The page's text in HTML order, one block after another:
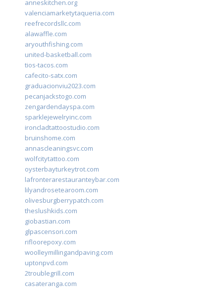
anneskitchen.org
valenciamarketytaqueria.com
reefrecordsllc.com
alawaffle.com
aryouthfishing.com
united-basketball.com
tios-tacos.com
cafecito-satx.com
graduacionviu2023.com
pecanjackstogo.com
zengardendayspa.com
sparklejewelryinc.com
ironcladtattoostudio.com
bruinshome.com
annascleaningsvc.com
wolfcitytattoo.com
oysterbayturkeytrot.com
lafronterarestauranteybar.com
lilyandrosetearoom.com
olivesburgberrypatch.com
theslushkids.com
giobastian.com
glpascensori.com
rifloorepoxy.com
woolleymillingandpaving.com
uptonpvd.com
2troublegrill.com
casateranga.com